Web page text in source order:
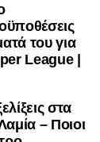
του για
League |
στα
– Ποιοι